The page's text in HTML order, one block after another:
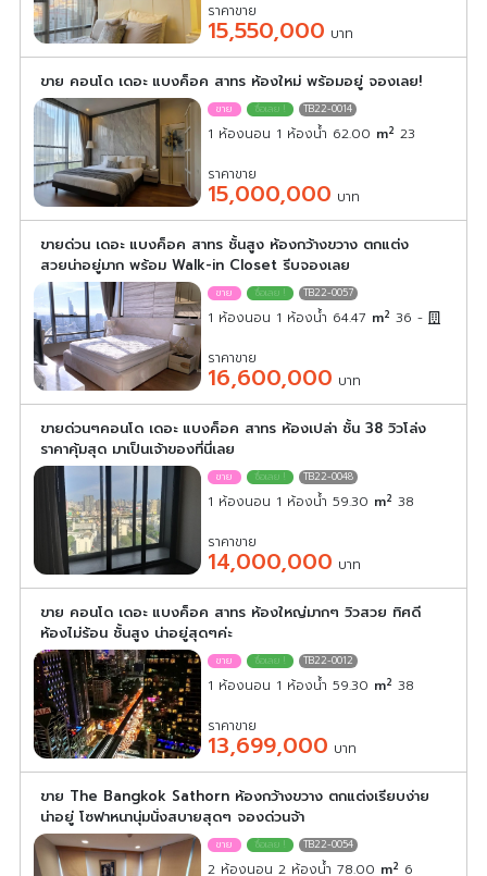
ราคาขาย
15,550,000 บาท
ขาย คอนโด เดอะ แบงค็อค สาทร ห้องใหม่ พร้อมอยู่ จองเลย!
TB22-0014
1 ห้องนอน 1 ห้องน้ำ 62.00 m2 23
ราคาขาย
15,000,000 บาท
ขายด่วน เดอะ แบงค็อค สาทร ชั้นสูง ห้องกว้างขวาง ตกแต่ง
สวยน่าอยู่มาก พร้อม Walk-in Closet รีบจองเลย
TB22-0057
1 ห้องนอน 1 ห้องน้ำ 64.47 m2 36-
ราคาขาย
16,600,000 บาท
ขายด่วนๆคอนโด เดอะ แบงค็อค สาทร ห้องเปล่า ชั้น 38 วิวโล่ง
ราคาคุ้มสุด มาเป็นเจ้าของที่นี่เลย
TB22-0048
1 ห้องนอน 1 ห้องน้ำ 59.30 m2 38
ราคาขาย
14,000,000 บาท
ขาย คอนโด เดอะ แบงค็อค สาทร ห้องใหญ่มากๆ วิวสวย ทิศดี
ห้องไม่ร้อน ชั้นสูง น่าอยู่สุดๆค่ะ
TB22-0012
1 ห้องนอน 1 ห้องน้ำ 59.30 m2 38
ราคาขาย
13,699,000 บาท
ขาย The Bangkok Sathorn ห้องกว้างขวาง ตกแต่งเรียบง่าย
น่าอยู่ โซฟาหนานุ่มนั่งสบายสุดๆ จองด่วนจ้า
TB22-0054
2 ห้องนอน 2 ห้องน้ำ 78.00 m2 6